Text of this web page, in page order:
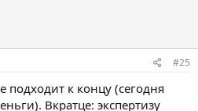
#25
подходит к концу (сегодня
Вкратце: экспертизу